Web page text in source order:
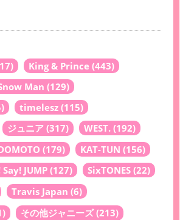
King & Prince (443)
Man (129)
timelesz (115)
ジュニア (317) WEST. (192)
(179) KAT-TUN (156)
JUMP (127) SixTONES (22)
Travis Japan (6)
その他ジャニーズ(213)